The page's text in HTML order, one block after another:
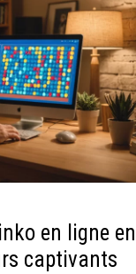
en ligne en
captivants